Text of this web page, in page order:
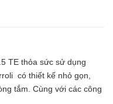
TE thỏa sức sử dụng
có thiết kế nhỏ gọn,
tắm. Cùng với các công